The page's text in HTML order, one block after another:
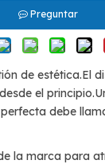
Preguntar
de estética.El
el
debe
marca para